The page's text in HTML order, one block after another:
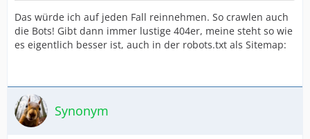
Das würde ich auf jeden Fall reinnehmen. So crawlen auch
die Bots! Gibt dann immer lustige 404er, meine steht so wie
es eigentlich besser ist, auch in der robots.txt als Sitemap:
Synonym